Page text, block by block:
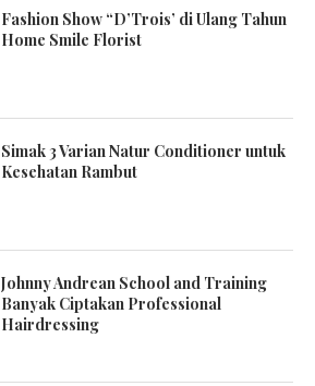
Fashion Show “D’Trois’ di Ulang Tahun
Home Smile Florist
Simak 3 Varian Natur Conditioner untuk
Kesehatan Rambut
Johnny Andrean School and Training
Banyak Ciptakan Professional
Hairdressing